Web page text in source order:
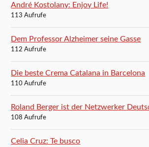
André Kostolany: Enjoy Life!
113 Aufrufe
Dem Professor Alzheimer seine Gasse
112 Aufrufe
Die beste Crema Catalana in Barcelona
110 Aufrufe
Roland Berger ist der Netzwerker
108 Aufrufe
Celia Cruz: Te busco